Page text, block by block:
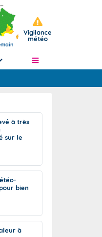
Vigilance
météo
J+2 à J+7
à l'échelle
à très
sur le
bien
à